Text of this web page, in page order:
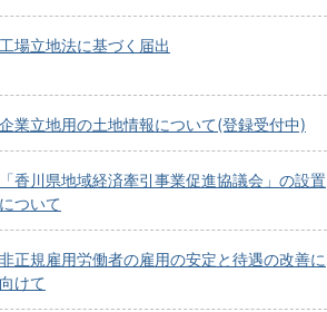
工場立地法に基づく届出
企業立地用の土地情報について(登録受付中)
「香川県地域経済牽引事業促進協議会」の設置
について
非正規雇用労働者の雇用の安定と待遇の改善に
向けて